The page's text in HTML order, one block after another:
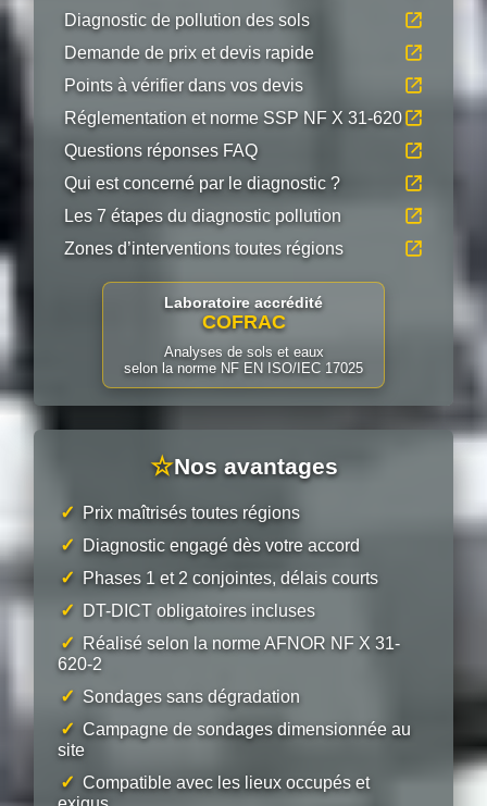
Diagnostic de pollution des sols
Demande de prix et devis rapide
Points à vérifier dans vos devis
Réglementation et norme SSP NF X 31-620
Questions réponses FAQ
Qui est concerné par le diagnostic ?
Les 7 étapes du diagnostic pollution
Zones d’interventions toutes régions
Laboratoire accrédité
COFRAC
Analyses de sols et eaux
selon la norme NF EN ISO/IEC 17025
☆Nos avantages
✓ Prix maîtrisés toutes régions
✓ Diagnostic engagé dès votre accord
✓ Phases 1 et 2 conjointes, délais courts
✓ DT-DICT obligatoires incluses
✓
Réalisé selon la norme AFNOR NF X 31-
620-2
✓ Sondages sans dégradation
✓ Campagne de sondages dimensionnée au
site
✓ Compatible avec les lieux occupés et